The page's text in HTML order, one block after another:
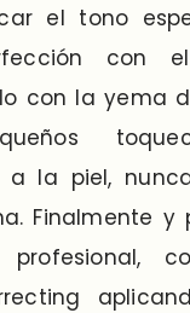
el tono
con
con la yema
a la piel,
Finalmente y
profesional,